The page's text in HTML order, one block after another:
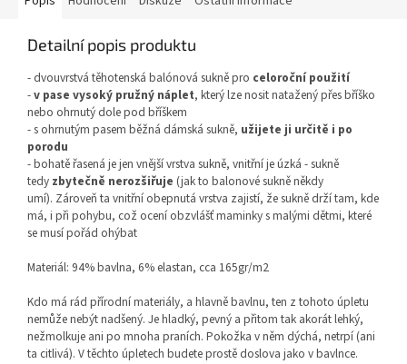
Detailní popis produktu
- dvouvrstvá těhotenská balónová sukně pro celoroční použití
-v pase vysoký pružný náplet, který lze nosit natažený přes bříško
nebo ohrnutý dole pod bříškem
- s ohrnutým pasem běžná dámská sukně, užijete ji určitě i po
porodu
- bohatě řasená je jen vnější vrstva sukně, vnitřní je úzká - sukně
tedy zbytečně nerozšiřuje (jak to balonové sukně někdy
umí). Zároveň ta vnitřní obepnutá vrstva zajistí, že sukně drží tam, kde
má, i při pohybu, což ocení obzvlášť maminky s malými dětmi, které
se musí pořád ohýbat
Materiál: 94% bavlna, 6% elastan, cca 165gr/m2
Kdo má rád přírodní materiály, a hlavně bavlnu, ten z tohoto úpletu
nemůže nebýt nadšený. Je hladký, pevný a přitom tak akorát lehký,
nežmolkuje ani po mnoha praních. Pokožka v něm dýchá, netrpí (ani
ta citlivá). V těchto úpletech budete prostě doslova jako v bavlnce.